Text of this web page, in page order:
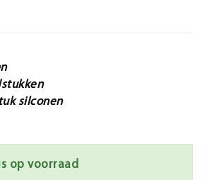
silconen
op voorraad